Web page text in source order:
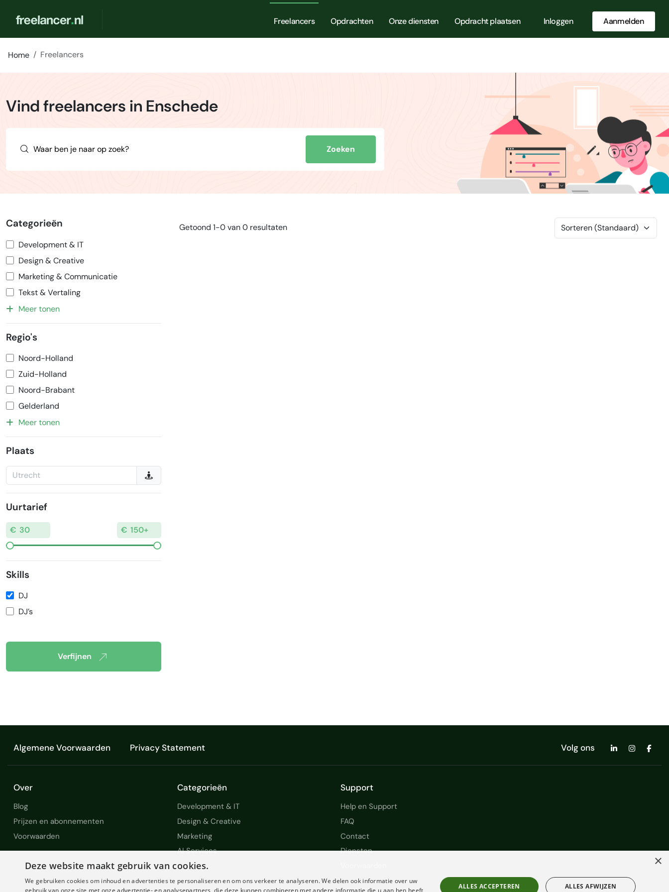
Freelancers Opdrachten Onze diensten Opdracht plaatsen Inloggen Aanmelden
Home Freelancers
Vind freelancers in Enschede
Zoeken
Categorieën
Development & IT
Design & Creative
Marketing & Communicatie
Tekst & Vertaling
Meer tonen
Regio's
Noord-Holland
Zuid-Holland
Noord-Brabant
Gelderland
Meer tonen
Plaats
Uurtarief
Skills
DJ
DJ’s
Verfijnen
Getoond 1-0 van 0 resultaten
Algemene Voorwaarden Privacy Statement Volg ons
Over
Blog
Prijzen en abonnementen
Voorwaarden
Categorieën
Development & IT
Design & Creative
Marketing
AI Services
Support
Help en Support
FAQ
Contact
Diensten
×
Deze website maakt gebruik van cookies.
We gebruiken cookies om inhoud en advertenties te personaliseren en om ons verkeer te analyseren. We delen ook informatie over uw
gebruik van onze site met onze advertentie- en analysepartners, die deze kunnen combineren met andere informatie die u aan hen heeft
ALLES ACCEPTEREN ALLES AFWIJZEN